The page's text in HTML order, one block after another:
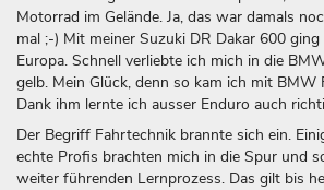
Motorrad im Gelände. Ja, das war damals
mal ;-) Mit meiner Suzuki DR Dakar 600
Europa. Schnell verliebte ich mich in die
gelb. Mein Glück, denn so kam ich mit BMW
Dank ihm lernte ich ausser Enduro auch
Der Begriff Fahrtechnik brannte sich ein.
echte Profis brachten mich in die Spur und
weiter führenden Lernprozess. Das gilt bis